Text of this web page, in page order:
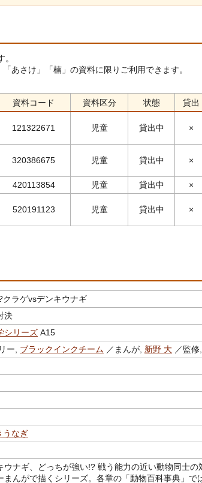
。
あさけ」「楠」の資料に限りご利用できます。
資料コード 資料区分 状態 貸出
121322671 児童 貸出中 ×
320386675 児童 貸出中 ×
420113854 児童 貸出中 ×
520191123 児童 貸出中 ×
クラゲvsデンキウナギ
決
シリーズ A15
ー, ブラックインクチーム ／まんが, 新野 大 ／監修,
うなぎ
ウナギ、どっちが強い!? 戦う能力の近い動物同士の
まんがで描くシリーズ。各章の「動物百科事典」で